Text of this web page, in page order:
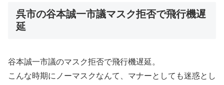
呉市の谷本誠一市議マスク拒否で飛行機遅
延
谷本誠一市議のマスク拒否で飛行機遅延。
こんな時期にノーマスクなんて、マナーとしても迷惑とし